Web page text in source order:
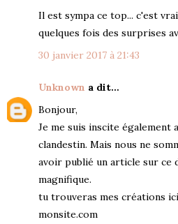
Il est sympa ce top... c'est
quelques fois des surprises
30 janvier 2017 à 21:43
Unknown a dit…
Bonjour,
Je me suis inscite également
clandestin. Mais nous ne
avoir publié un article sur ce
magnifique.
tu trouveras mes créations
monsite.com